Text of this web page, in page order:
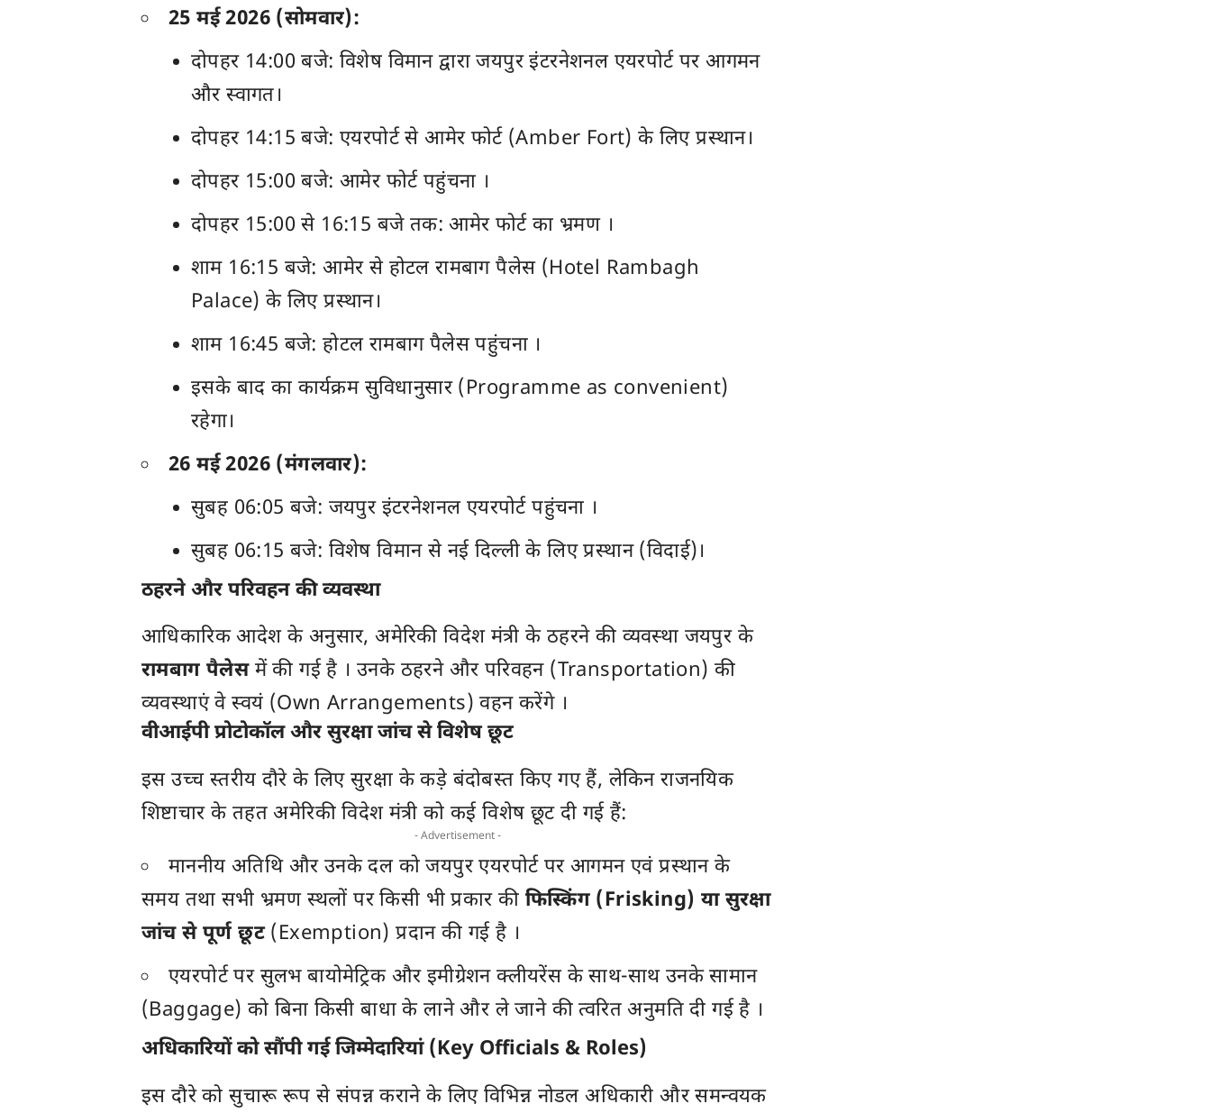
25 मई 2026 (सोमवार):
दोपहर 14:00 बजे: विशेष विमान द्वारा जयपुर इंटरनेशनल एयरपोर्ट पर आगमन
और स्वागत।
दोपहर 14:15 बजे: एयरपोर्ट से आमेर फोर्ट (Amber Fort) के लिए प्रस्थान।
दोपहर 15:00 बजे: आमेर फोर्ट पहुंचना ।
दोपहर 15:00 से 16:15 बजे तक: आमेर फोर्ट का भ्रमण ।
शाम 16:15 बजे: आमेर से होटल रामबाग पैलेस (Hotel Rambagh
Palace) के लिए प्रस्थान।
शाम 16:45 बजे: होटल रामबाग पैलेस पहुंचना ।
इसके बाद का कार्यक्रम सुविधानुसार (Programme as convenient)
रहेगा।
26 मई 2026 (मंगलवार):
सुबह 06:05 बजे: जयपुर इंटरनेशनल एयरपोर्ट पहुंचना ।
सुबह 06:15 बजे: विशेष विमान से नई दिल्ली के लिए प्रस्थान (विदाई)।
ठहरने और परिवहन की व्यवस्था
आधिकारिक आदेश के अनुसार, अमेरिकी विदेश मंत्री के ठहरने की व्यवस्था जयपुर के
रामबाग पैलेसमें की गई है । उनके ठहरने और परिवहन (Transportation) की
व्यवस्थाएं वे स्वयं (Own Arrangements) वहन करेंगे ।
वीआईपी प्रोटोकॉल और सुरक्षा जांच से विशेष छूट
इस उच्च स्तरीय दौरे के लिए सुरक्षा के कड़े बंदोबस्त किए गए हैं, लेकिन राजनयिक
शिष्टाचार के तहत अमेरिकी विदेश मंत्री को कई विशेष छूट दी गई हैं:
- Advertisement -
माननीय अतिथि और उनके दल को जयपुर एयरपोर्ट पर आगमन एवं प्रस्थान के
समय तथा सभी भ्रमण स्थलों पर किसी भी प्रकार की फिस्किंग (Frisking) या सुरक्षा
जांच से पूर्ण छूट(Exemption) प्रदान की गई है ।
एयरपोर्ट पर सुलभ बायोमेट्रिक और इमीग्रेशन क्लीयरेंस के साथ-साथ उनके सामान
(Baggage) को बिना किसी बाधा के लाने और ले जाने की त्वरित अनुमति दी गई है ।
अधिकारियों को सौंपी गई जिम्मेदारियां (Key Officials & Roles)
इस दौरे को सुचारू रूप से संपन्न कराने के लिए विभिन्न नोडल अधिकारी और समन्वयक